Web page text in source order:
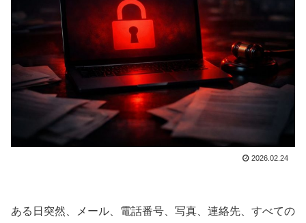
2026.02.24
ある日突然、メール、電話番号、写真、連絡先、すべての